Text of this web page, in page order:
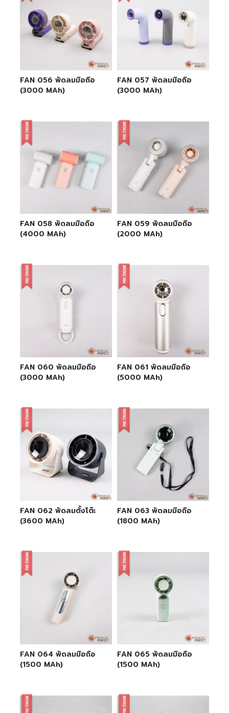
FAN 056 พัดลมมือถือ
(3000 MAh)
FAN 057 พัดลมมือถือ
(3000 MAh)
FAN 058 พัดลมมือถือ
(4000 MAh)
FAN 059 พัดลมมือถือ
(2000 MAh)
FAN 060 พัดลมมือถือ
(3000 MAh)
FAN 061 พัดลมมือถือ
(5000 MAh)
FAN 062 พัดลมตั้งโต๊ะ
(3600 MAh)
FAN 063 พัดลมมือถือ
(1800 MAh)
FAN 064 พัดลมมือถือ
(1500 MAh)
FAN 065 พัดลมมือถือ
(1500 MAh)